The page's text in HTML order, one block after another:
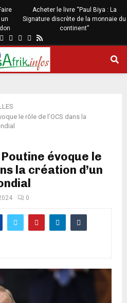
un
don
Acheter le livre “Paul Biya : La
Signature discrète de la monnaie du
continent”
le rôle de l’OCS dans la
évoque le
la création d’un
0